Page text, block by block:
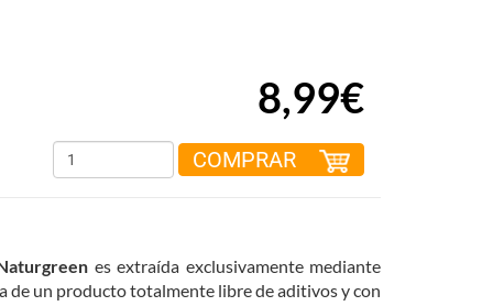
8,99€
COMPRAR
es extraída exclusivamente mediante
de un producto totalmente libre de aditivos y con